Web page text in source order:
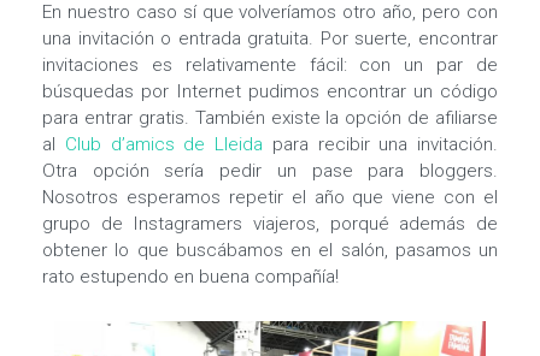
En nuestro caso sí que volveríamos otro año, pero con
una invitación o entrada gratuita. Por suerte, encontrar
invitaciones es relativamente fácil: con un par de
búsquedas por Internet pudimos encontrar un código
para entrar gratis. También existe la opción de afiliarse
al Club d’amics de Lleida para recibir una invitación.
Otra opción sería pedir un pase para bloggers.
Nosotros esperamos repetir el año que viene con el
grupo de Instagramers viajeros, porqué además de
obtener lo que buscábamos en el salón, pasamos un
rato estupendo en buena compañía!